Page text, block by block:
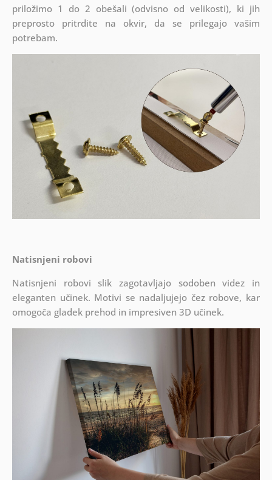
priložimo 1 do 2 obešali (odvisno od velikosti), ki jih
preprosto pritrdite na okvir, da se prilegajo vašim
potrebam.
Natisnjeni robovi
Natisnjeni robovi slik zagotavljajo sodoben videz in
eleganten učinek. Motivi se nadaljujejo čez robove, kar
omogoča gladek prehod in impresiven 3D učinek.